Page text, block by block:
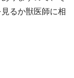
るか獣医師に相